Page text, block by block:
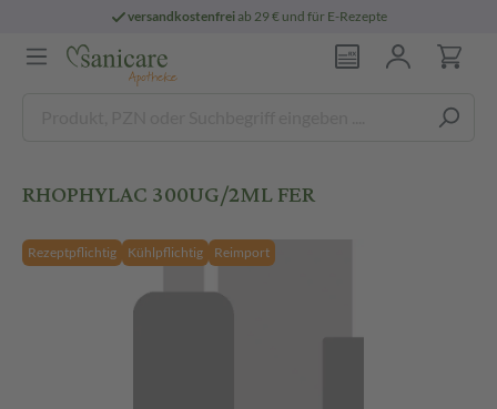
versandkostenfreiab 29 € und für E-Rezepte
RHOPHYLAC 300UG/2ML FER
Rezeptpflichtig Kühlpflichtig Reimport